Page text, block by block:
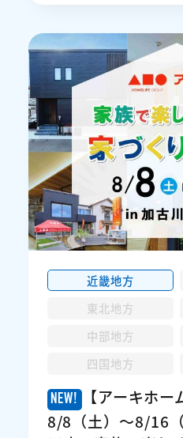
近畿地方
東北地方
中部地方
四国地方
【アーキホー
8/8（土）～8/16